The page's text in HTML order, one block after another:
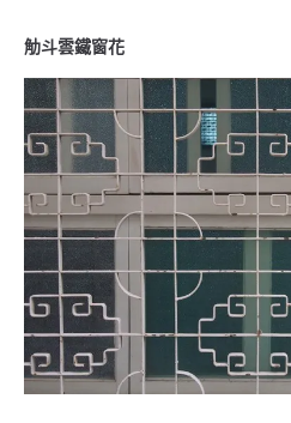
觔斗雲鐵窗花